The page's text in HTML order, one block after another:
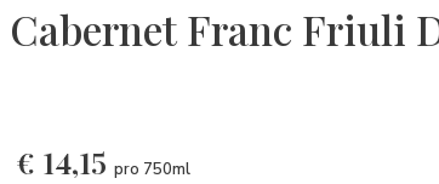
Cabernet Franc Friuli
€ 14,15 pro 750ml